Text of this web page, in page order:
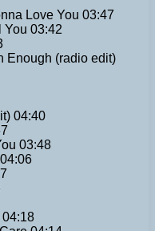
Love You 03:47
03:42
Enough (radio edit)
04:40
03:48
04:18